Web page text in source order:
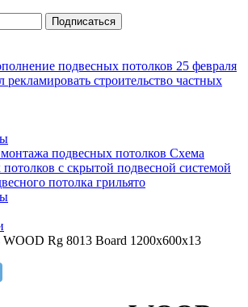
Подписаться
подвесных потолков 25 февраля
строительство частных
подвесных потолков Схема
с скрытой подвесной системой
потолка грильято
WOOD Rg 8013 Board 1200x600x13